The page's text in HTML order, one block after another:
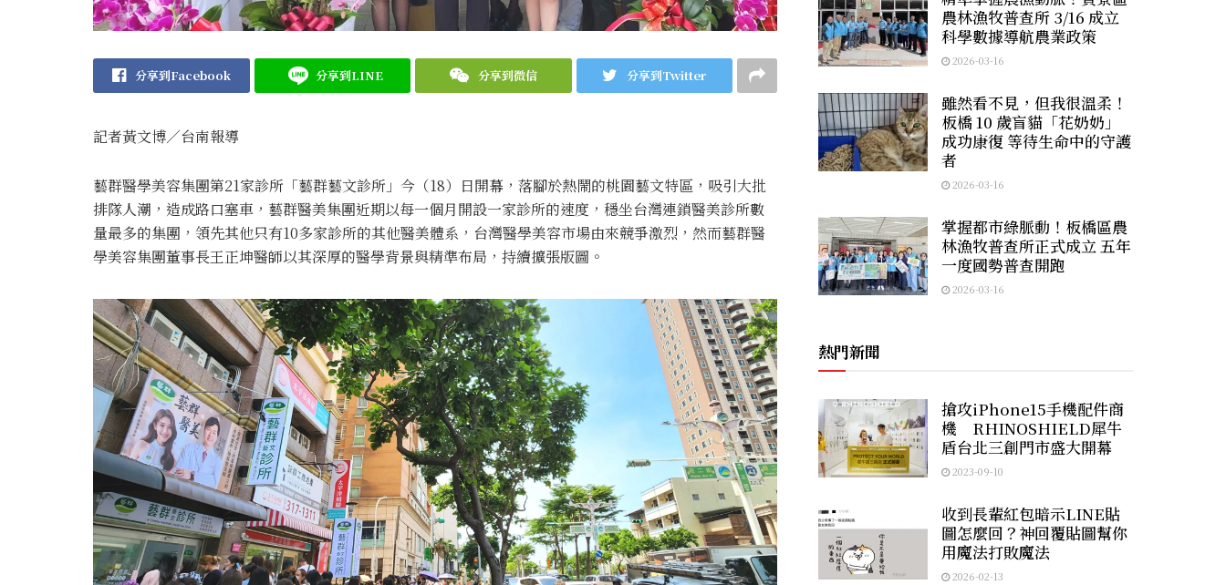
分享到Facebook 分享到LINE 分享到微信 分享到Twitter
記者黃文博／台南報導
藝群醫學美容集團第21家診所「藝群藝文診所」今（18）日開幕，落腳於熱鬧的桃園藝文特區，吸引大批
排隊人潮，造成路口塞車，藝群醫美集團近期以每一個月開設一家診所的速度，穩坐台灣連鎖醫美診所數
量最多的集團，領先其他只有10多家診所的其他醫美體系，台灣醫學美容市場由來競爭激烈，然而藝群醫
學美容集團董事長王正坤醫師以其深厚的醫學背景與精準布局，持續擴張版圖。
農林漁牧普查所 3/16 成立
科學數據導航農業政策
2026-03-16
雖然看不見，但我很溫柔！
板橋 10 歲盲貓「花奶奶」
成功康復 等待生命中的守護
者
2026-03-16
掌握都市綠脈動！板橋區農
林漁牧普查所正式成立 五年
一度國勢普查開跑
2026-03-16
熱門新聞
搶攻iPhone15手機配件商
機 RHINOSHIELD犀牛
盾台北三創門市盛大開幕
2023-09-10
收到長輩紅包暗示LINE貼
圖怎麼回？神回覆貼圖幫你
用魔法打敗魔法
2026-02-13